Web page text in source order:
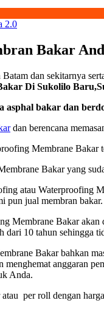
2.0
Bakar
dan sekitarnya
Di Sukolilo
bakar dan
dan berencana
Membrane Bakar
Bakar yang
atau Waterproofing
pun jual membran
Membrane Bakar
10 tahun sehingga
Bakar bahkan
menghemat anggaran
Anda.
per roll dengan